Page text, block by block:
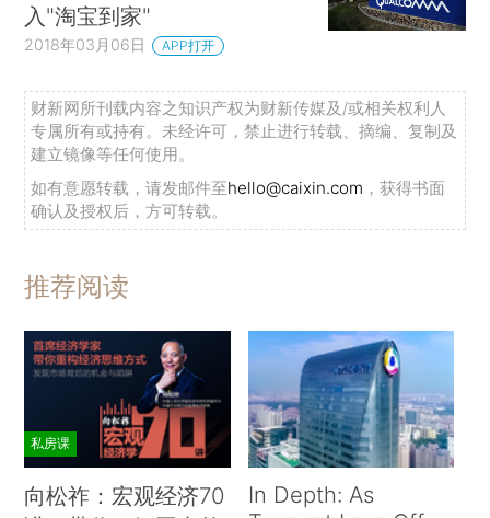
入"淘宝到家"
2018年03月06日 APP打开
财新网所刊载内容之知识产权为财新传媒及/或相关权利人
专属所有或持有。未经许可，禁止进行转载、摘编、复制及
建立镜像等任何使用。
如有意愿转载，请发邮件至hello@caixin.com ，获得书面
确认及授权后，方可转载。
推荐阅读
私房课
向松祚：宏观经济70
In Depth: As